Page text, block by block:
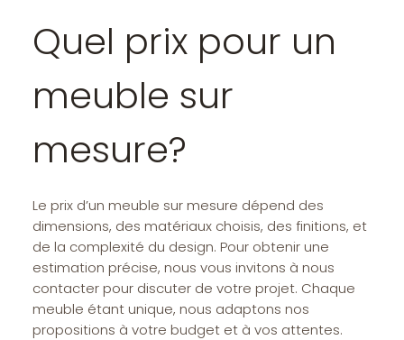
Le prix d’un meuble sur mesure dépend des
dimensions, des matériaux choisis, des finitions, et
de la complexité du design. Pour obtenir une
estimation précise, nous vous invitons à nous
contacter pour discuter de votre projet. Chaque
meuble étant unique, nous adaptons nos
propositions à votre budget et à vos attentes.
Quel prix pour un
meuble sur
mesure?